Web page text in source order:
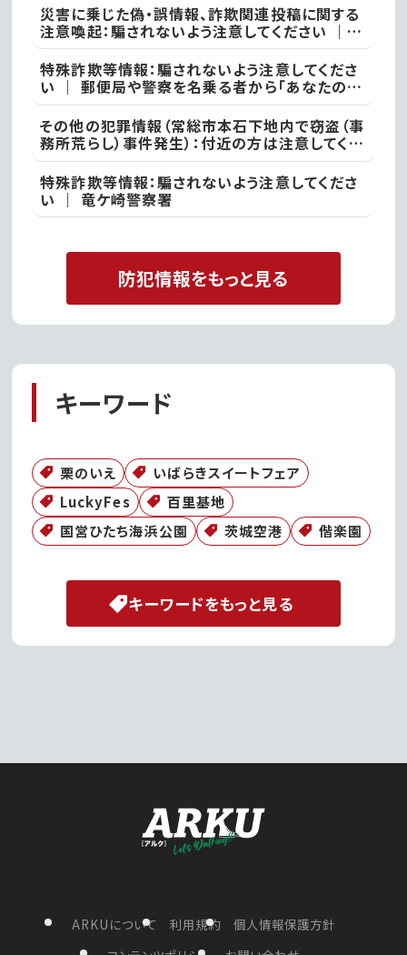
災害に乗じた偽・誤情報、詐欺関連投稿に関する
注意喚起：騙されないよう注意してください ｜
不審な投稿やメール等で不安を感じた際は、最寄
りの警察署
特殊詐欺等情報：騙されないよう注意してくださ
い ｜ 郵便局や警察を名乗る者から「あなたの名
義の郵便物が」や「あなた名義の口座が」などと
いった電話があった際には、決して対応せず、すぐ
に電話を切って取手警察署
その他の犯罪情報（常総市本石下地内で窃盗（事
務所荒らし）事件発生）：付近の方は注意してくだ
さい ｜ 常総警察署
特殊詐欺等情報：騙されないよう注意してくださ
い ｜ 竜ケ崎警察署
防犯情報をもっと見る
キーワード
栗のいえ
いばらきスイートフェア
LuckyFes
百里基地
国営ひたち海浜公園
茨城空港 偕楽園
キーワードをもっと見る
ARKUについて 利用規約
個人情報保護方針